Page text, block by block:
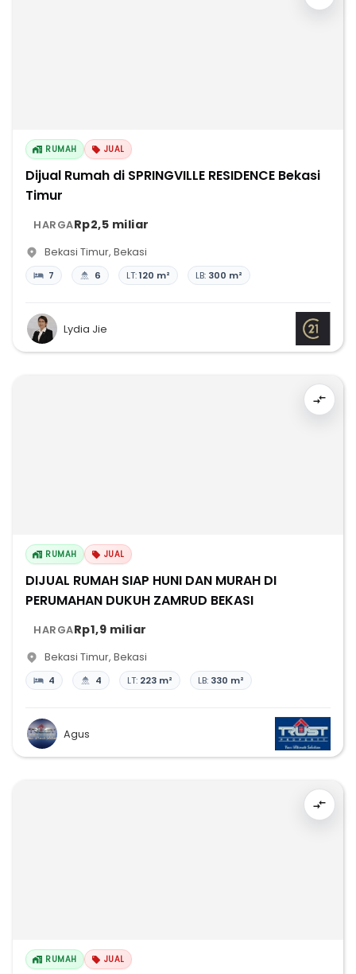
RUMAH JUAL
Dijual Rumah di SPRINGVILLE RESIDENCE Bekasi
Timur
HARGARp2,5 miliar
Bekasi Timur, Bekasi
7 6 LT:120 m² LB: 300 m²
Lydia Jie
RUMAH JUAL
DIJUAL RUMAH SIAP HUNI DAN MURAH DI
PERUMAHAN DUKUH ZAMRUD BEKASI
HARGARp1,9 miliar
Bekasi Timur, Bekasi
4 4 LT: 223 m² LB: 330 m²
Agus
RUMAH JUAL